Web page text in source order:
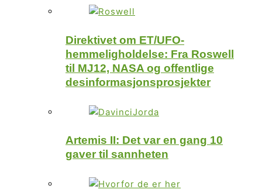
Direktivet om ET/UFO-
hemmeligholdelse: Fra Roswell
til MJ12, NASA og offentlige
desinformasjonsprosjekter
Artemis II: Det var en gang 10
gaver til sannheten